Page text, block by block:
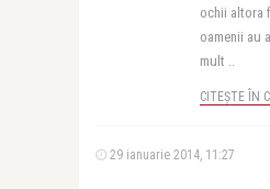
ochii altora
oamenii au
mult ..
CITEȘTE ÎN
29 ianuarie 2014, 11:27